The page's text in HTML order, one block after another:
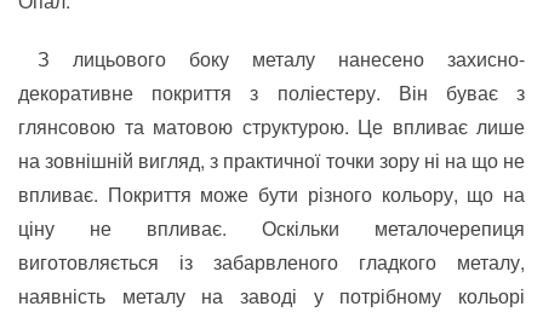
З лицьового боку металу нанесено захисно-
декоративне покриття з поліестеру. Він буває з
глянсовою та матовою структурою. Це впливає лише
на зовнішній вигляд, з практичної точки зору ні на що не
впливає. Покриття може бути різного кольору, що на
ціну не впливає. Оскільки металочерепиця
виготовляється із забарвленого гладкого металу,
наявність металу на заводі у потрібному кольорі